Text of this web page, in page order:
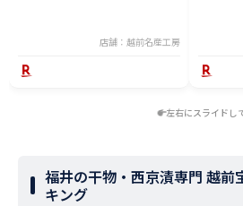
店舗：越前名産工房
左右にスライドし
福井の干物・西京漬専門 越前
キング